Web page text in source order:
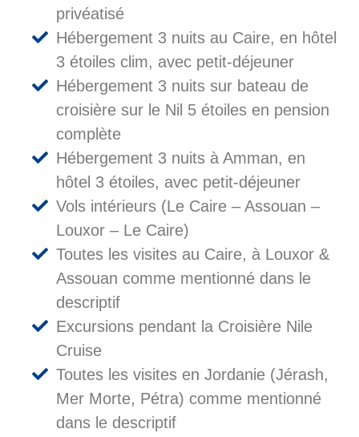
privéatisé
Hébergement 3 nuits au Caire, en hôtel
3 étoiles clim, avec petit-déjeuner
Hébergement 3 nuits sur bateau de
croisière sur le Nil 5 étoiles en pension
complète
Hébergement 3 nuits à Amman, en
hôtel 3 étoiles, avec petit-déjeuner
Vols intérieurs (Le Caire – Assouan –
Louxor – Le Caire)
Toutes les visites au Caire, à Louxor &
Assouan comme mentionné dans le
descriptif
Excursions pendant la Croisière Nile
Cruise
Toutes les visites en Jordanie (Jérash,
Mer Morte, Pétra) comme mentionné
dans le descriptif